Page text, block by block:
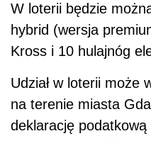
W loterii będzie
hybrid (wersja
Kross i 10 hulajnóg
Udział w loterii może
na terenie miasta
deklarację